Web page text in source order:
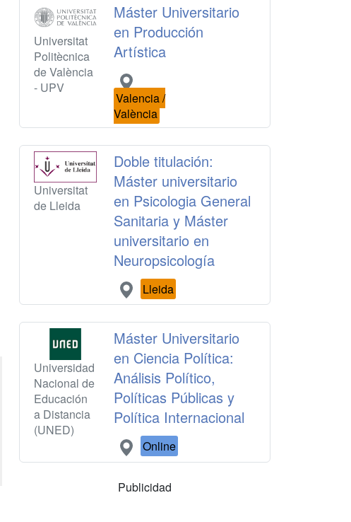
Universitat
Politècnica
de València
- UPV
Máster Universitario
en Producción
Artística
Valencia /
València
Universitat
de Lleida
Doble titulación:
Máster universitario
en Psicologia General
Sanitaria y Máster
universitario en
Neuropsicología
Lleida
Universidad
Nacional de
Educación
a Distancia
(UNED)
Máster Universitario
en Ciencia Política:
Análisis Político,
Políticas Públicas y
Política Internacional
Online
Publicidad